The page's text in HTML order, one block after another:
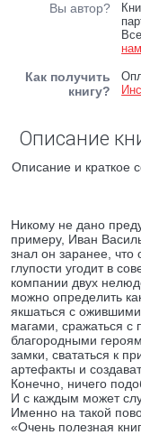
Вы автор?
нам
Как получить
книгу?
Описание
Описание и краткое
Никому не дано
примеру, Иван
знал он заранее,
глупости угодит в
компании двух
можно определить
якшаться с
магами, сражаться
благородными
замки, свататься к
артефакты и
Конечно, ничего
И с каждым может
Именно на такой
«Очень полезная